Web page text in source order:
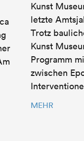
Kunst
letzte
Trotz
Kunst
Programm
zwischen
MEHR